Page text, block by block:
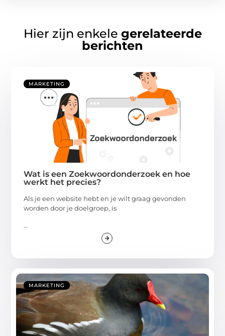
Hier zijn enkele gerelateerde
berichten
MARKETING
Wat is een Zoekwoordonderzoek en hoe
werkt het precies?
Als je een website hebt en je wilt graag gevonden
worden door je doelgroep, is
...
MARKETING